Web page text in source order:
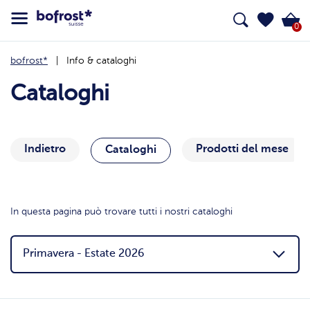
0
bofrost* Info & cataloghi
Cataloghi
Indietro Cataloghi Prodotti del mese
In questa pagina può trovare tutti i nostri cataloghi
Primavera - Estate 2026